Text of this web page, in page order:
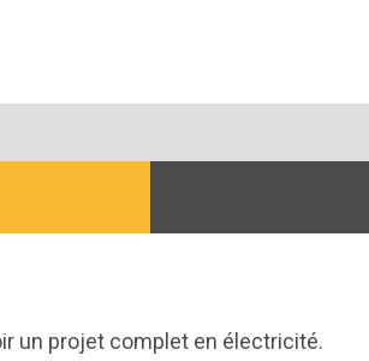
un projet complet en électricité.